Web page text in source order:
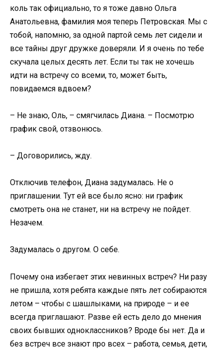
коль так официально, то я тоже давно Ольга
Анатольевна, фамилия моя теперь Петровская. Мы с
тобой, напомню, за одной партой семь лет сидели и
все тайны друг дружке доверяли. И я очень по тебе
скучала целых десять лет. Если ты так не хочешь
идти на встречу со всеми, то, может быть,
повидаемся вдвоем?
– Не знаю, Оль, – смягчилась Диана. – Посмотрю
график свой, отзвонюсь.
– Договорились, жду.
Отключив телефон, Диана задумалась. Не о
приглашении. Тут ей все было ясно: ни график
смотреть она не станет, ни на встречу не пойдет.
Незачем.
Задумалась о другом. О себе.
Почему она избегает этих невинных встреч? Ни разу
не пришла, хотя ребята каждые пять лет собираются
летом – чтобы с шашлыками, на природе – и ее
всегда приглашают. Разве ей есть дело до мнения
своих бывших одноклассников? Вроде бы нет. Да и
без встреч все знают про всех – работа, семья, дети,